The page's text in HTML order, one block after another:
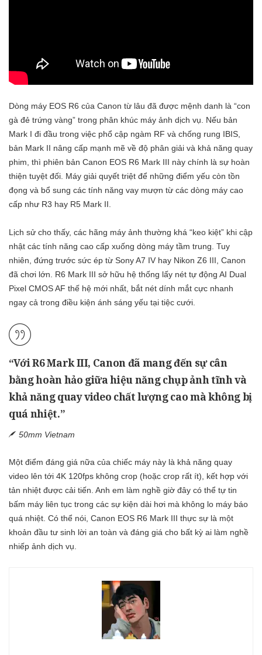
Dòng máy EOS R6 của Canon từ lâu đã được mệnh danh là “con
gà đẻ trứng vàng” trong phân khúc máy ảnh dịch vụ. Nếu bản
Mark I đi đầu trong việc phổ cập ngàm RF và chống rung IBIS,
bản Mark II nâng cấp mạnh mẽ về độ phân giải và khả năng quay
phim, thì phiên bản Canon EOS R6 Mark III này chính là sự hoàn
thiện tuyệt đối. Máy giải quyết triệt để những điểm yếu còn tồn
đọng và bổ sung các tính năng vay mượn từ các dòng máy cao
cấp như R3 hay R5 Mark II.
Lịch sử cho thấy, các hãng máy ảnh thường khá “keo kiệt” khi cập
nhật các tính năng cao cấp xuống dòng máy tầm trung. Tuy
nhiên, đứng trước sức ép từ Sony A7 IV hay Nikon Z6 III , Canon
đã chơi lớn. R6 Mark III sở hữu hệ thống lấy nét tự động AI Dual
Pixel CMOS AF thế hệ mới nhất, bắt nét dính mắt cực nhanh
ngay cả trong điều kiện ánh sáng yếu tại tiệc cưới.
“Với R6 Mark III, Canon đã mang đến sự cân
bằng hoàn hảo giữa hiệu năng chụp ảnh tĩnh và
khả năng quay video chất lượng cao mà không bị
quá nhiệt.”
50mm Vietnam
Một điểm đáng giá nữa của chiếc máy này là khả năng quay
video lên tới 4K 120fps không crop (hoặc crop rất ít), kết hợp với
tản nhiệt được cải tiến. Anh em làm nghề giờ đây có thể tự tin
bấm máy liên tục trong các sự kiện dài hơi mà không lo máy báo
quá nhiệt. Có thể nói, Canon EOS R6 Mark III thực sự là một
khoản đầu tư sinh lời an toàn và đáng giá cho bất kỳ ai làm nghề
nhiếp ảnh dịch vụ.